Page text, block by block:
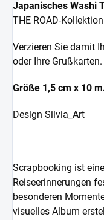
Japanisches Washi
THE ROAD-Kollektion
Verzieren Sie damit
oder Ihre Grußkarten.
Größe 1,5 cm x 10
Design Silvia_Art
Scrapbooking ist
Reiseerinnerungen
besonderen
visuelles Album